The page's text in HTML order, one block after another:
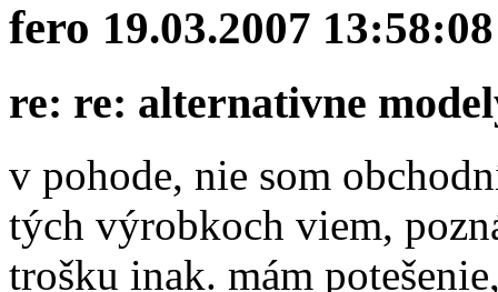
fero 19.03.2007 13:58:08
re: re: alternativne
v pohode, nie som
tých výrobkoch viem,
trošku inak. mám